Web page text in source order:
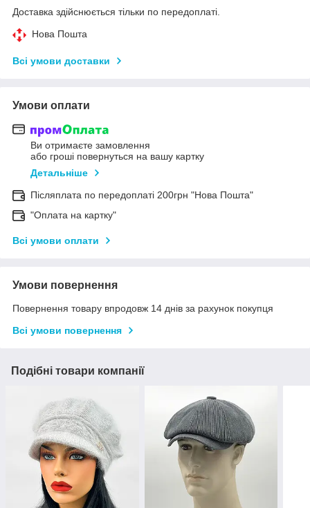
Доставка здійснюється тільки по передоплаті.
Нова Пошта
Всі умови доставки
Умови оплати
Ви отримаєте замовлення
або гроші повернуться на вашу картку
Детальніше
Післяплата по передоплаті 200грн "Нова Пошта"
"Оплата на картку"
Всі умови оплати
Умови повернення
Повернення товару впродовж 14 днів за рахунок покупця
Всі умови повернення
Подібні товари компанії